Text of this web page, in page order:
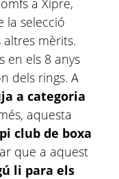
a Xipre,
la selecció
mèrits.
en els 8 anys
dels rings. A
a categoria
aquesta
club de boxa
que a aquest
li para els